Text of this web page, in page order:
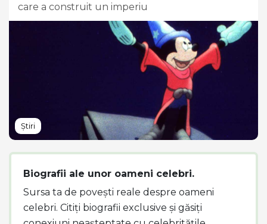
care a construit un imperiu
Știri
Biografii ale unor oameni celebri.
Sursa ta de povești reale despre oameni
celebri. Citiți biografii exclusive și găsiți